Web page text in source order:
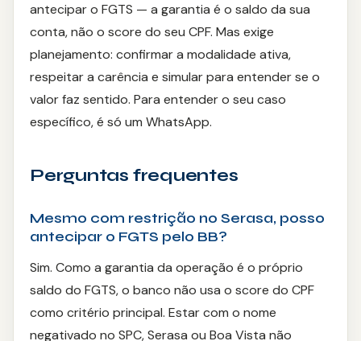
antecipar o FGTS — a garantia é o saldo da sua
conta, não o score do seu CPF. Mas exige
planejamento: confirmar a modalidade ativa,
respeitar a carência e simular para entender se o
valor faz sentido. Para entender o seu caso
específico, é só um WhatsApp.
Perguntas frequentes
Mesmo com restrição no Serasa, posso
antecipar o FGTS pelo BB?
Sim. Como a garantia da operação é o próprio
saldo do FGTS, o banco não usa o score do CPF
como critério principal. Estar com o nome
negativado no SPC, Serasa ou Boa Vista não